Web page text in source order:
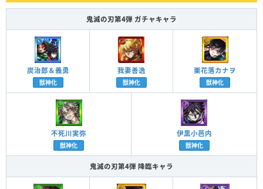
鬼滅の刃第4弾 ガチャキャラ
炭治郎＆義勇
獣神化
我妻善逸
獣神化
栗花落カナヲ
獣神化
不死川実弥
獣神化
伊黒小芭内
獣神化
鬼滅の刃第4弾 降臨キャラ